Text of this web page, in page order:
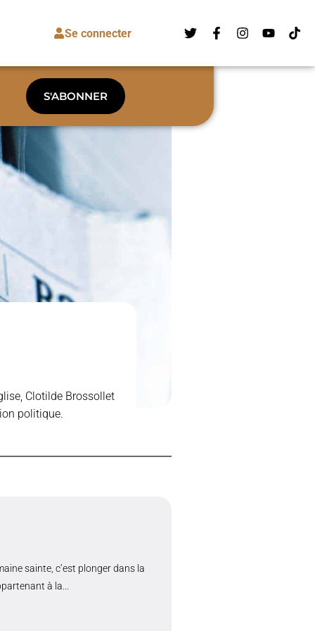
Se connecter
S'ABONNER
Clotilde Brossollet
politique.
sainte, c’est plonger dans la
à la...